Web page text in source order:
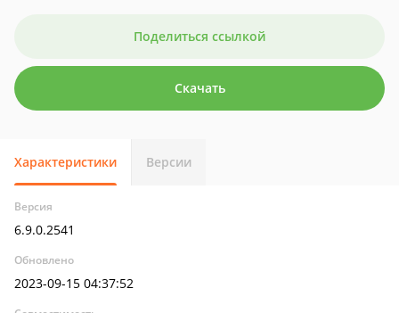
Поделиться ссылкой
Скачать
Характеристики Версии
Версия
6.9.0.2541
Обновлено
2023-09-15 04:37:52